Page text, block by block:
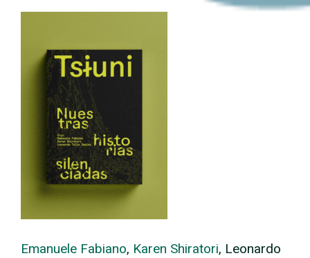
Emanuele Fabiano, Karen Shiratori, Leonardo